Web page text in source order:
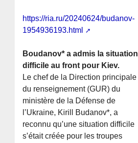
https://ria.ru/20240624/budanov-
1954936193.html
Boudanov* a admis la situation
difficile au front pour Kiev.
Le chef de la Direction principale
du renseignement (GUR) du
ministère de la Défense de
l’Ukraine, Kirill Budanov*, a
reconnu qu’une situation difficile
s’était créée pour les troupes